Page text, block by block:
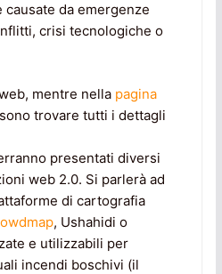
da emergenze
crisi tecnologiche o
mentre nella pagina
trovare tutti i dettagli
presentati diversi
web 2.0. Si parlerà ad
di cartografia
, Ushahidi o
e utilizzabili per
incendi boschivi (il